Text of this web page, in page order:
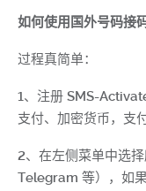
如何使用国外号码接
过程真简单：
1、注册 SMS-
支付、加密货币，支
2、在左侧菜单中选
Telegram 等），如